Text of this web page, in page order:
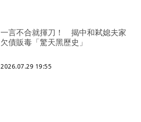
一言不合就揮刀！ 揭中和弒媳夫家
欠債販毒「驚天黑歷史」
2026.07.29 19:55